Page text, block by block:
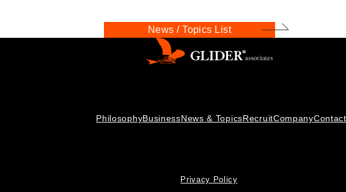
News / Topics List
PhilosophyBusinessNews & TopicsRecruitCompanyContact
Privacy Policy